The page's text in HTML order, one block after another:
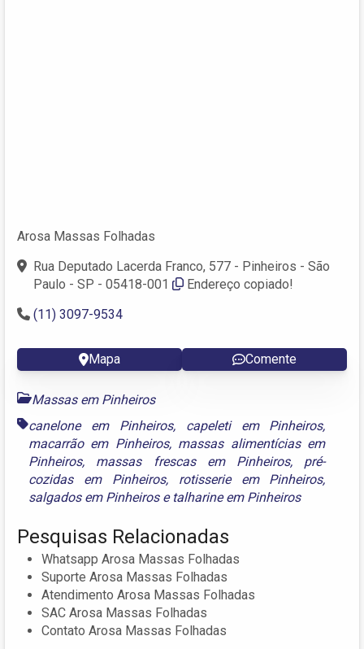
Arosa Massas Folhadas
Rua Deputado Lacerda Franco, 577 - Pinheiros - São
Paulo - SP - 05418-001
Endereço copiado!
(11) 3097-9534
Mapa Comente
Massas em Pinheiros
canelone em Pinheiros, capeleti em Pinheiros,
macarrão em Pinheiros, massas alimentícias em
Pinheiros, massas frescas em Pinheiros, pré-
cozidas em Pinheiros, rotisserie em Pinheiros,
salgados em Pinheirose talharine em Pinheiros
Pesquisas Relacionadas
Whatsapp Arosa Massas Folhadas
Suporte Arosa Massas Folhadas
Atendimento Arosa Massas Folhadas
SAC Arosa Massas Folhadas
Contato Arosa Massas Folhadas